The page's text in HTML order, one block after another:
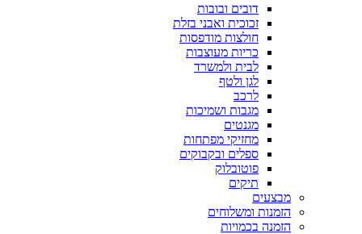
דובים ובובות
זכוכית ואבני בזלת
חולצות מודפסות
כריות מעוצבות
לבית ולמשרד
לגן ולטף
לרכב
מגבות ושמיכות
מגנטים
מחזיקי מפתחות
ספלים ובקבוקים
פוטובלוק
תיקים
מבצעים
הזמנות ומשלוחים
הזמנה בכמויות